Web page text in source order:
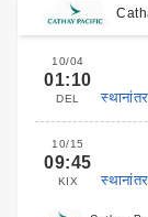
10/04
01:10
DEL
10/15
09:45
KIX